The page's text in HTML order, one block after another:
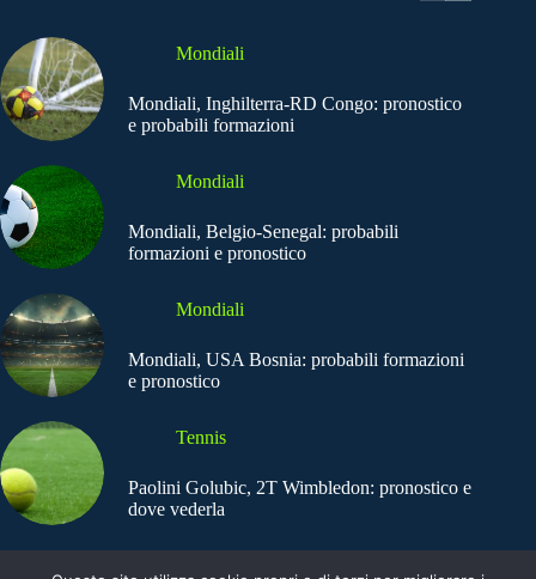
Mondiali
Mondiali, Inghilterra-RD Congo: pronostico
e probabili formazioni
Mondiali
Mondiali, Belgio-Senegal: probabili
formazioni e pronostico
Mondiali
Mondiali, USA Bosnia: probabili formazioni
e pronostico
Tennis
Paolini Golubic, 2T Wimbledon: pronostico e
dove vederla